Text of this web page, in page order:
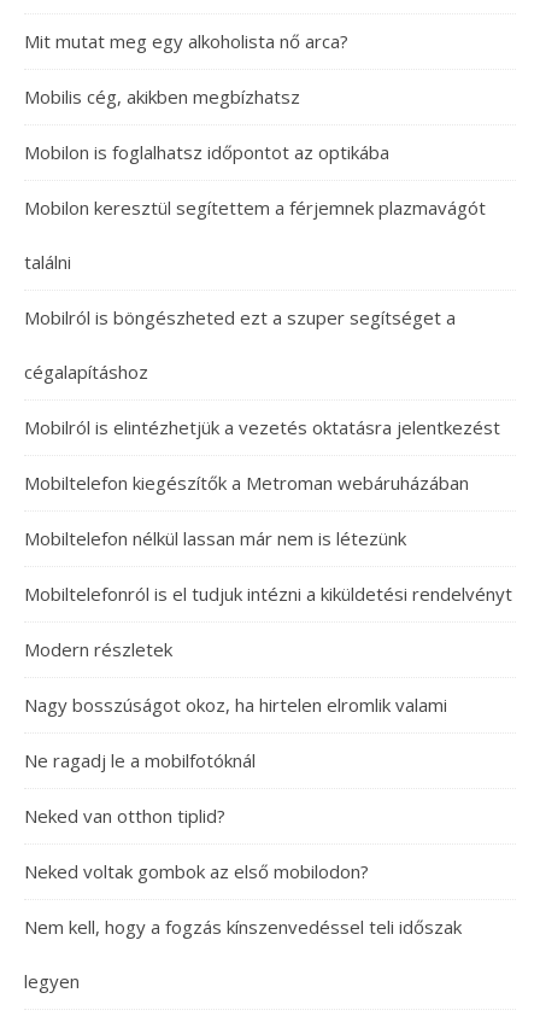
Mit mutat meg egy alkoholista nő arca?
Mobilis cég, akikben megbízhatsz
Mobilon is foglalhatsz időpontot az optikába
Mobilon keresztül segítettem a férjemnek plazmavágót
találni
Mobilról is böngészheted ezt a szuper segítséget a
cégalapításhoz
Mobilról is elintézhetjük a vezetés oktatásra jelentkezést
Mobiltelefon kiegészítők a Metroman webáruházában
Mobiltelefon nélkül lassan már nem is létezünk
Mobiltelefonról is el tudjuk intézni a kiküldetési rendelvényt
Modern részletek
Nagy bosszúságot okoz, ha hirtelen elromlik valami
Ne ragadj le a mobilfotóknál
Neked van otthon tiplid?
Neked voltak gombok az első mobilodon?
Nem kell, hogy a fogzás kínszenvedéssel teli időszak
legyen